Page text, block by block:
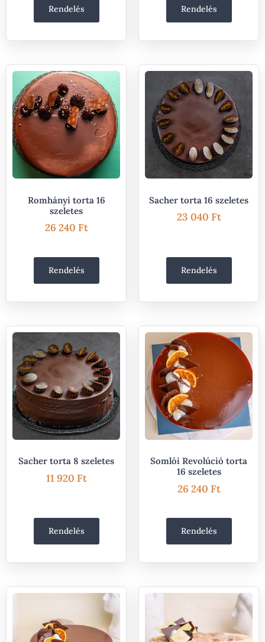
Rendelés Rendelés
Romhányi torta 16
szeletes
26 240 Ft
Rendelés
Sacher torta 16 szeletes
23 040 Ft
Rendelés
Sacher torta 8 szeletes
11 920 Ft
Rendelés
Somlói Revolúció torta
16 szeletes
26 240 Ft
Rendelés